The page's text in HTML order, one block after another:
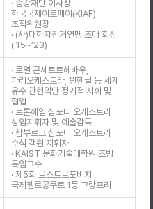
· 송강재단 이사장,
한국국제아트페어(KIAF)
조직위원장
· (사)대한자전거연맹 초대 회장
(‘15~’23)
· 로열 콘세트르헤바우,
파리오케스트라, 뮌헨필 등 세계
유수 관현악단 정기적 지휘 및
협업
· 트론헤임 심포니 오케스트라
상임지휘자 및 예술감독
· 함부르크 심포니 오케스트라
수석 객원 지휘자
· KAIST 문화기술대학원 초빙
특임교수
· 제5회 로스트로포비치
국제첼로콩쿠르 1등 그랑프리